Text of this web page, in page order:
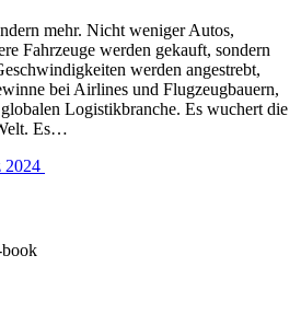
mehr. Nicht weniger Autos,
Fahrzeuge werden gekauft, sondern
werden angestrebt,
bei Airlines und Flugzeugbauern,
Logistikbranche. Es wuchert die
Es…
2024